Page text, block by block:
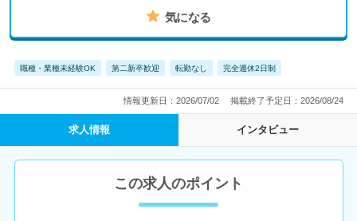
気になる
職種・業種未経験OK 第二新卒歓迎 転勤なし 完全週休2日制
情報更新日：2026/07/02 掲載終了予定日：2026/08/24
求人情報 インタビュー
この求人のポイント